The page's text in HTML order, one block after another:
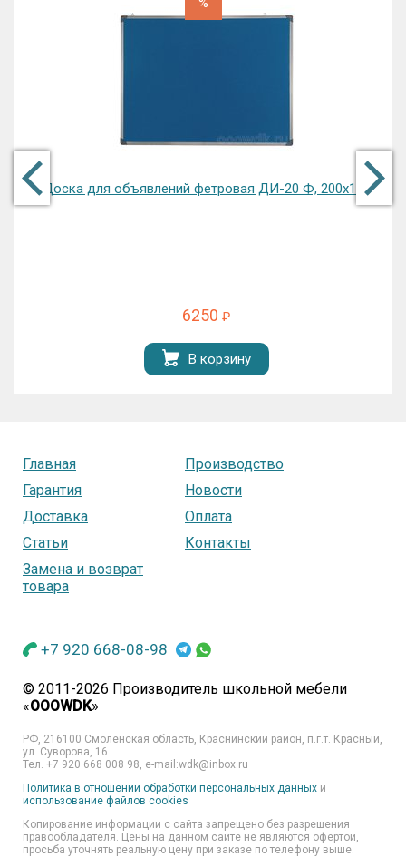
Доска для объявлений фетровая ДИ-20 Ф, 200х100
6250 ₽
В корзину
+7 920 668-08-98
Главная
Производство
Гарантия
Новости
Доставка
Оплата
Статьи
Контакты
Замена и возврат
товара
© 2011-2026 Производитель школьной мебели
«OOOWDK»
РФ, 216100 Смоленская область, Краснинский район, п.г.т. Красный,
ул. Суворова, 16
Тел. +7 920 668 008 98, e-mail:wdk@inbox.ru
Политика в отношении обработки персональных данных и
использование файлов cookies
Копирование информации с сайта запрещено без разрешения
правообладателя. Цены на данном сайте не являются офертой,
просьба уточнять реальную цену при заказе по телефону выше.